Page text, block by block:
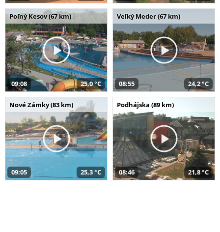
Poľný Kesov (67 km)
09:08 25,0 °C
Veľký Meder (67 km)
08:55 24,2 °C
Nové Zámky (83 km)
09:05 25,3 °C
Podhájska (89 km)
08:46 21,8 °C